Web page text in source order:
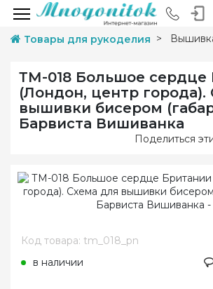
Товары для рукоделия
ТМ-018 Большое сердце
(Лондон, центр города).
вышивки бисером
Барвиста Вишиванка
Поделиться
Код товара: tm_018_pn
в наличии